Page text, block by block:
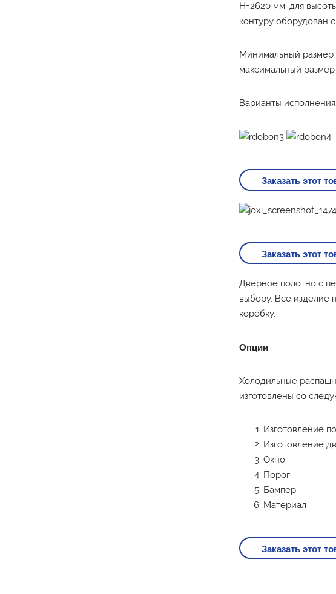
Н=2620 мм. для
контуру оборудован
Минимальный размер
максимальный
Варианты
Заказать этот
Заказать этот
Дверное полотно с
выбору. Всё изделие
коробку.
Опции
Холодильные
изготовлены со
Изготовление
Изготовление
Окно
Порог
Бампер
Материал
Заказать этот